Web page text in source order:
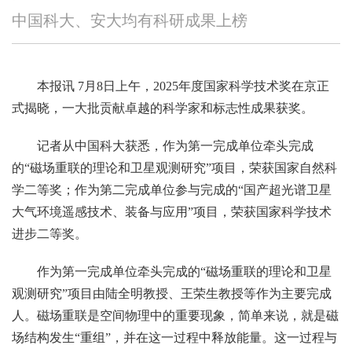
中国科大、安大均有科研成果上榜
本报讯 7月8日上午，2025年度国家科学技术奖在京正
式揭晓，一大批贡献卓越的科学家和标志性成果获奖。
记者从中国科大获悉，作为第一完成单位牵头完成
的“磁场重联的理论和卫星观测研究”项目，荣获国家自然科
学二等奖；作为第二完成单位参与完成的“国产超光谱卫星
大气环境遥感技术、装备与应用”项目，荣获国家科学技术
进步二等奖。
作为第一完成单位牵头完成的“磁场重联的理论和卫星
观测研究”项目由陆全明教授、王荣生教授等作为主要完成
人。磁场重联是空间物理中的重要现象，简单来说，就是磁
场结构发生“重组”，并在这一过程中释放能量。这一过程与